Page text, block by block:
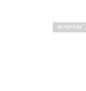
ИЗЧЕРПАН